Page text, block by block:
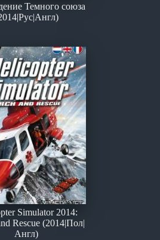
Темного союза
Simulator 2014:
Rescue (2014|Пол|
Англ)